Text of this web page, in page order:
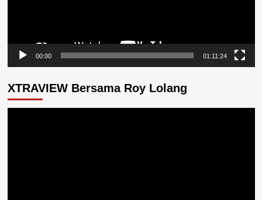
00:00 01:11:24
XTRAVIEW Bersama Roy Lolang